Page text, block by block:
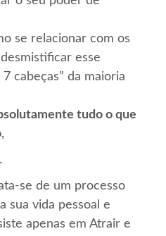
se relacionar com os
esse
cabeças” da maioria
tudo o que
,
se de um processo
sua vida pessoal e
apenas em Atrair e